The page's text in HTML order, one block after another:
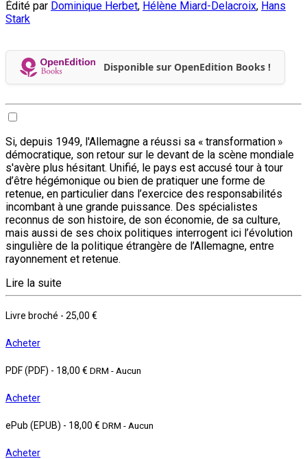
Édité par Dominique Herbet, Hélène Miard-Delacroix, Hans
Stark
Disponible sur OpenEdition Books !
Si, depuis 1949, l'Allemagne a réussi sa « transformation »
démocratique, son retour sur le devant de la scène mondiale
s'avère plus hésitant. Unifié, le pays est accusé tour à tour
d’être hégémonique ou bien de pratiquer une forme de
retenue, en particulier dans l’exercice des responsabilités
incombant à une grande puissance. Des spécialistes
reconnus de son histoire, de son économie, de sa culture,
mais aussi de ses choix politiques interrogent ici l’évolution
singulière de la politique étrangère de l’Allemagne, entre
rayonnement et retenue.
Lire la suite
Livre broché - 25,00 €
Acheter
PDF (PDF) - 18,00 € DRM - Aucun
Acheter
ePub (EPUB) - 18,00 € DRM - Aucun
Acheter